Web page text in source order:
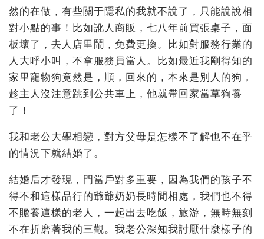
然的在做，有些關于隱私的我就不說了，只能說說相
對小點的事！比如訛人商販，七八年前買張桌子，面
板壞了，去人店里鬧，免費更換。比如對服務行業的
人大呼小叫，不拿服務員當人。比如最近我剛得知的
家里寵物狗竟然是，順，回來的，本來是別人的狗，
趁主人沒注意跳到公共車上，他就帶回家當草狗養
了！
我和老公大學相戀，對方父母是怎樣不了解也不在乎
的情況下就結婚了。
結婚后才發現，門當戶對多重要，因為我們的孩子不
得不和這樣品行的爺爺奶奶長時間相處，我們也不得
不贍養這樣的老人，一起出去吃飯，旅游，無時無刻
不在折磨著我的三觀。我老公深知我討厭什麼樣子的